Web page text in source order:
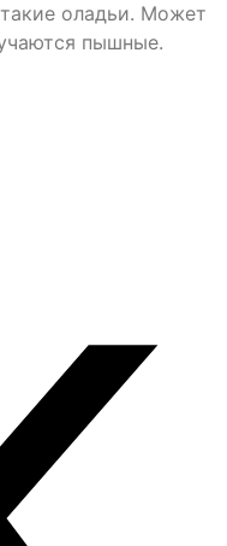
оладьи. Может
пышные.